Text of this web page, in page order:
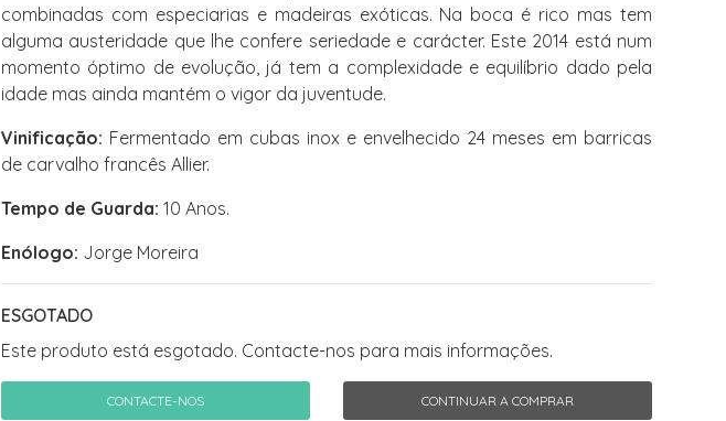
combinadas com especiarias e madeiras exóticas. Na boca é rico mas tem
alguma austeridade que lhe confere seriedade e carácter. Este 2014 está num
momento óptimo de evolução, já tem a complexidade e equilíbrio dado pela
idade mas ainda mantém o vigor da juventude.
Vinificação: Fermentado em cubas inox e envelhecido 24 meses em barricas
de carvalho francês Allier.
Tempo de Guarda: 10 Anos.
Enólogo: Jorge Moreira
ESGOTADO
Este produto está esgotado. Contacte-nos para mais informações.
CONTACTE-NOS CONTINUAR A COMPRAR